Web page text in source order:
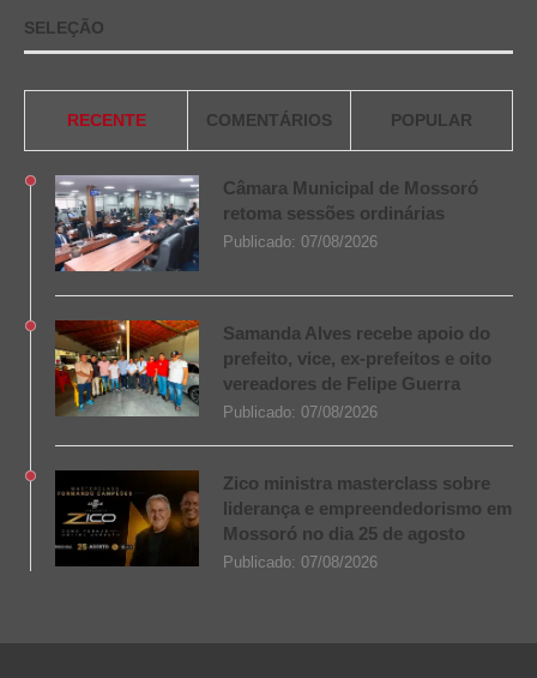
SELEÇÃO
RECENTE COMENTÁRIOS POPULAR
Câmara Municipal de Mossoró
retoma sessões ordinárias
Publicado: 07/08/2026
Samanda Alves recebe apoio do
prefeito, vice, ex-prefeitos e oito
vereadores de Felipe Guerra
Publicado: 07/08/2026
Zico ministra masterclass sobre
liderança e empreendedorismo em
Mossoró no dia 25 de agosto
Publicado: 07/08/2026